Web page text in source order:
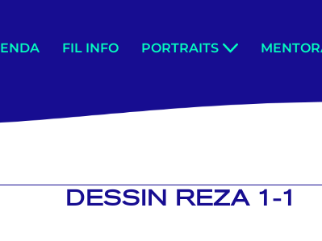
FIL INFO PORTRAITS
DESSIN REZA 1-1